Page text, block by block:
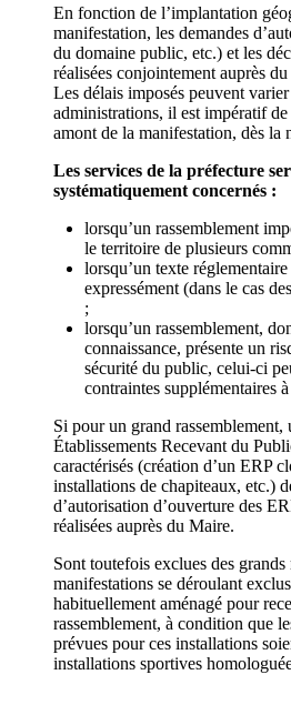
En fonction de l’implantation
manifestation, les demandes
du domaine public, etc.) et les
réalisées conjointement auprès
Les délais imposés peuvent
administrations, il est impératif de
amont de la manifestation, dès la
Les services de la préfecture
systématiquement concernés :
lorsqu’un rassemblement
le territoire de plusieurs
lorsqu’un texte
expressément (dans le cas
;
lorsqu’un rassemblement,
connaissance, présente un
sécurité du public, celui-ci
contraintes supplémentaires
Si pour un grand rassemblement,
Établissements Recevant du
caractérisés (création d’un ERP
installations de chapiteaux, etc.)
d’autorisation d’ouverture des
réalisées auprès du Maire.
Sont toutefois exclues des grands
manifestations se déroulant
habituellement aménagé pour
rassemblement, à condition que
prévues pour ces installations
installations sportives